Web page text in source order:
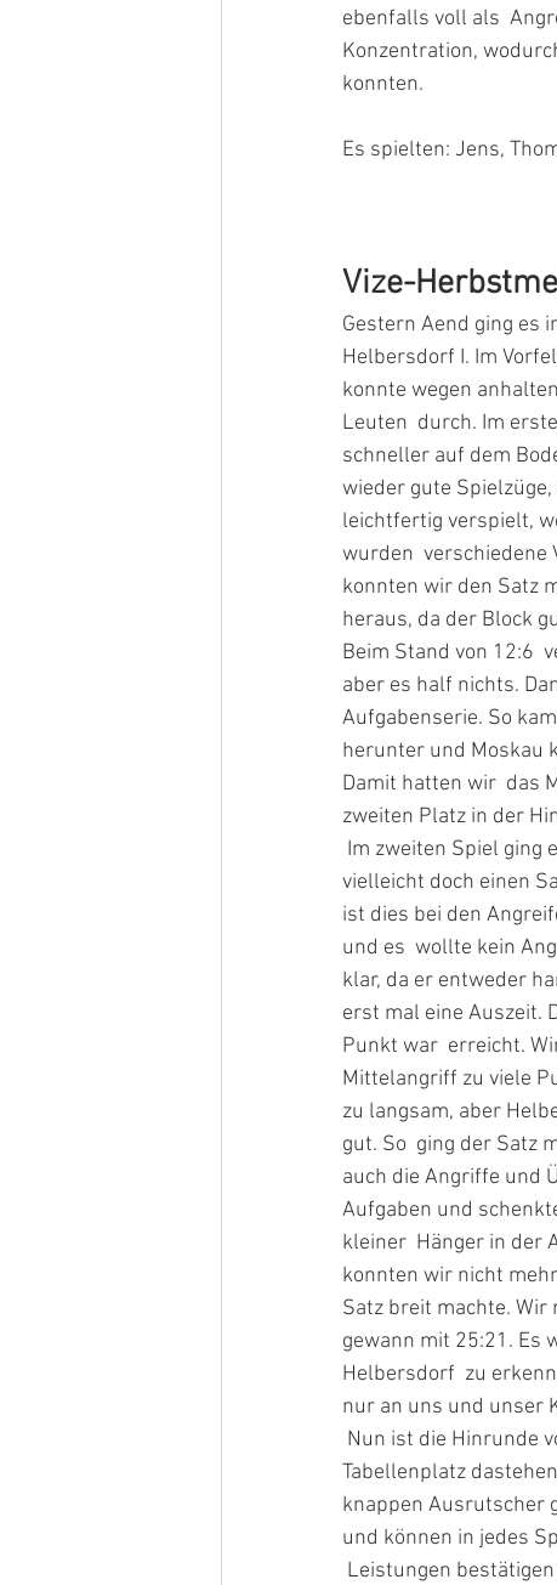
ebenfalls voll als
Konzentration,
konnten.
Es spielten: Jens,
Vize-
Gestern Aend ging es
Helbersdorf I. Im
konnte wegen
Leuten  durch. Im
schneller auf dem
wieder gute
leichtfertig verspielt,
wurden  verschiedene
konnten wir den Satz
heraus, da der Block
Beim Stand von 12:6
aber es half nichts.
Aufgabenserie. So
herunter und Moskau
Damit hatten wir  das
zweiten Platz in der
vielleicht doch einen
ist dies bei den
und es  wollte kein
klar, da er entweder
erst mal eine Auszeit.
Punkt war  erreicht.
Mittelangriff zu viele
zu langsam, aber
gut. So  ging der Satz
auch die Angriffe und
Aufgaben und
kleiner  Hänger in der
konnten wir nicht
Satz breit machte.
gewann mit 25:21. Es
Helbersdorf  zu
nur an uns und unser
Tabellenplatz
knappen Ausrutscher
und können in jedes
Leistungen